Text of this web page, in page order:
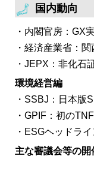
国内動向
内閣官房：GX
経済産業省：
JEPX：非化石
環境経営編
SSBJ：日本版
GPIF：初の
ESGヘッドライ
主な審議会等の開